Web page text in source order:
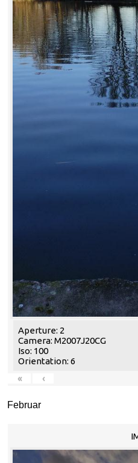
Aperture: 2
Camera: M2007J20CG
Iso: 100
Orientation: 6
«
‹
Februar